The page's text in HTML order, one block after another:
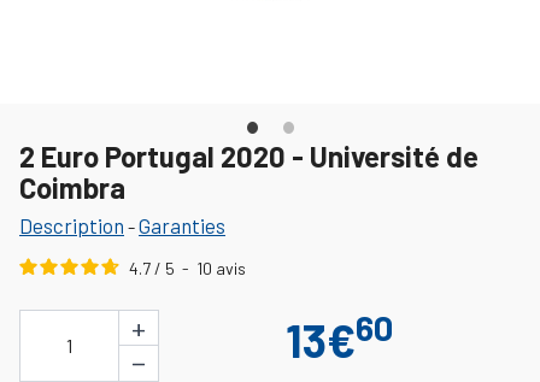
2 Euro Portugal 2020 - Université de
Coimbra
Description -Garanties
4.7/ 5 - 10 avis
1
+
−
13€60